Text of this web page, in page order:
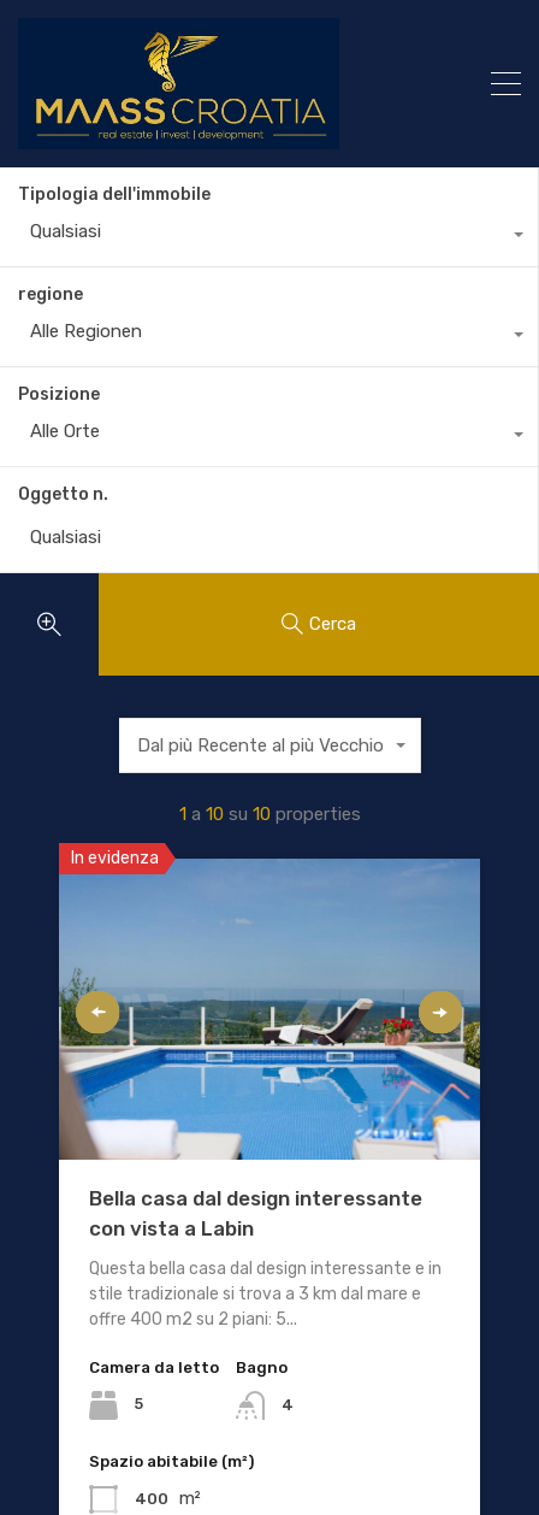
Tipologia dell'immobile
Qualsiasi
regione
Alle Regionen
Posizione
Alle Orte
Oggetto n.
Cerca
1 a 10 su 10 properties
Dal più Recente al più Vecchio
In evidenza
Bella casa dal design interessante
con vista a Labin
Questa bella casa dal design interessante e in
stile tradizionale si trova a 3 km dal mare e
offre 400 m2 su 2 piani: 5...
Camera da letto
5
Bagno
4
Spazio abitabile (m²)
400 m²